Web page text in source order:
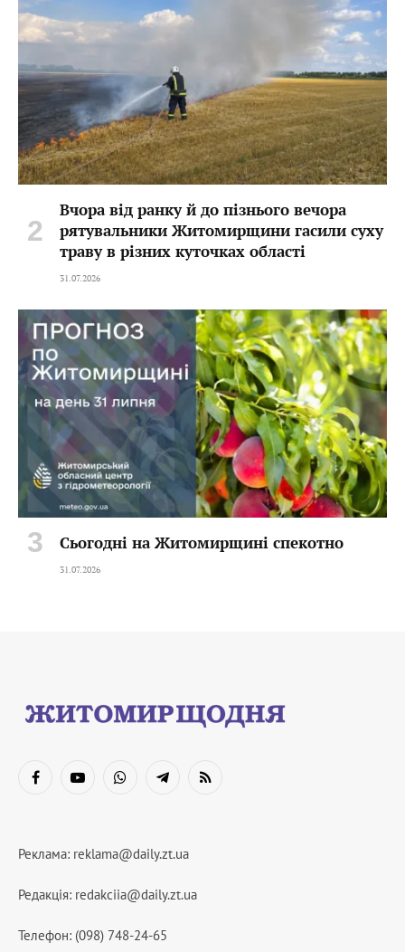
Вчора від ранку й до пізнього вечора
рятувальники Житомирщини гасили суху
траву в різних куточках області
31.07.2026
Сьогодні на Житомирщині спекотно
31.07.2026
FacebookYouTubeWhatsAppTelegramRSS
Реклама: reklama@daily.zt.ua
Редакція: redakciia@daily.zt.ua
Телефон: (098) 748-24-65